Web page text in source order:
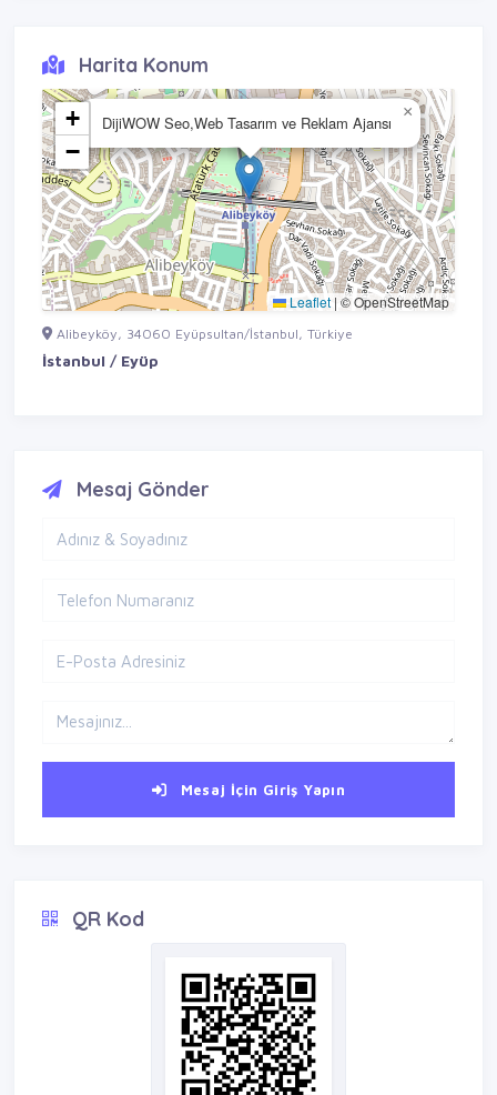
Harita Konum
DijiWOW Seo,Web Tasarım ve Reklam Ajansı
×
+
−
Leaflet | © OpenStreetMap
Alibeyköy, 34060 Eyüpsultan/İstanbul, Türkiye
İstanbul / Eyüp
Mesaj Gönder
Mesaj İçin Giriş Yapın
QR Kod